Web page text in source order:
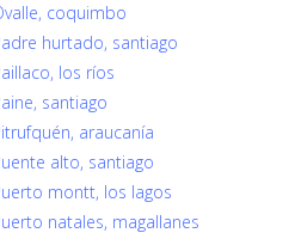
coquimbo
hurtado, santiago
los ríos
santiago
araucanía
alto, santiago
montt, los lagos
natales, magallanes